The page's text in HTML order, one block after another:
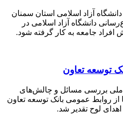
آزاد اسلامی استان سمنان
دانشگاه آزاد اسلامی در
جامعه به کار گرفته شود.
توسعه تعاون
ملی بررسی مسائل و چالش‌های
روابط عمومی بانک توسعه تعاون
لوح تقدیر شد.